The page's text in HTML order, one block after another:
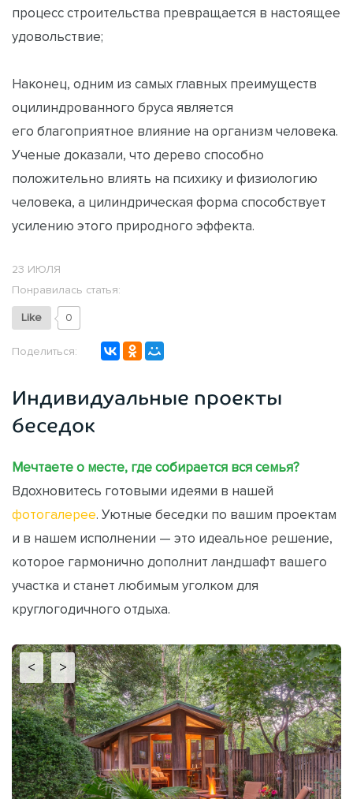
процесс строительства превращается в настоящее
удовольствие;
Наконец, одним из самых главных преимуществ
оцилиндрованного бруса является
его благоприятное влияние на организм человека.
Ученые доказали, что дерево способно
положительно влиять на психику и физиологию
человека, а цилиндрическая форма способствует
усилению этого природного эффекта.
23 ИЮЛЯ
Понравилась статья:
Like 0
Поделиться:
Индивидуальные проекты
беседок
Мечтаете о месте, где собирается вся семья?
Вдохновитесь готовыми идеями в нашей
фотогалерее. Уютные беседки по вашим проектам
и в нашем исполнении — это идеальное решение,
которое гармонично дополнит ландшафт вашего
участка и станет любимым уголком для
круглогодичного отдыха.
< >